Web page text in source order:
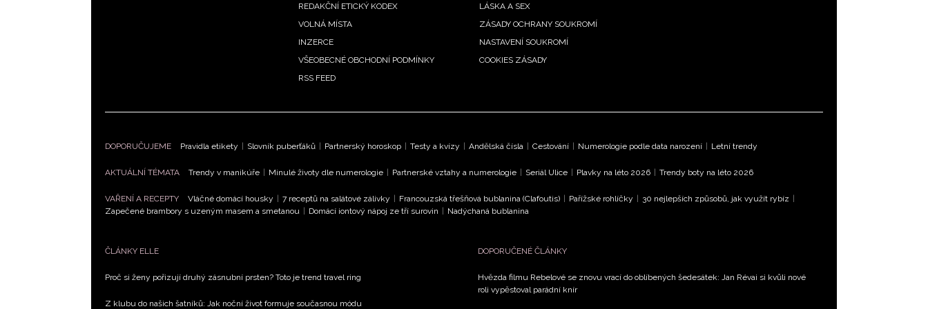
REDAKČNÍ ETICKÝ KODEX
VOLNÁ MÍSTA
INZERCE
VŠEOBECNÉ OBCHODNÍ PODMÍNKY
RSS FEED
LÁSKA A SEX
ZÁSADY OCHRANY SOUKROMÍ
NASTAVENÍ SOUKROMÍ
COOKIES ZÁSADY
DOPORUČUJEME Pravidla etikety | Slovník puberťáků | Partnerský horoskop | Testy a kvízy | Andělská čísla | Cestování | Numerologie podle data narození | Letní trendy
AKTUÁLNÍ TÉMATA Trendy v manikúře | Minulé životy dle numerologie | Partnerské vztahy a numerologie | Seriál Ulice | Plavky na léto 2026 | Trendy boty na léto 2026
VAŘENÍ A RECEPTY Vláčné domácí housky | 7 receptů na salátové zálivky | Francouzská třešňová bublanina (Clafoutis) | Pařížské rohlíčky | 30 nejlepších způsobů, jak využít rybíz |
Zapečené brambory s uzeným masem a smetanou | Domácí iontový nápoj ze tří surovin | Nadýchaná bublanina
ČLÁNKY ELLE
Proč si ženy pořizují druhý zásnubní prsten? Toto je trend travel ring
Z klubu do našich šatníků: Jak noční život formuje současnou módu
DOPORUČENÉ ČLÁNKY
Hvězda filmu Rebelové se znovu vrací do oblíbených šedesátek: Jan Révai si kvůli nové
roli vypěstoval parádní knír